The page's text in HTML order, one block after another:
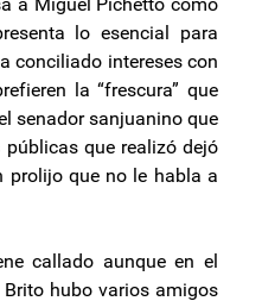
lo esencial para
conciliado intereses con
la “frescura” que
senador sanjuanino que
que realizó dejó
prolijo que no le habla a
callado aunque en el
hubo varios amigos